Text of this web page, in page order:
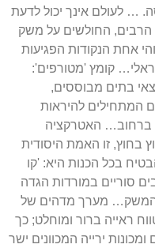
. … לעולם אינך יכול לדעת
הרבים, החולשים על משק
אחת הנקודות הפגיעות
… קומץ 'מטורפים':
בתים מבוססים,
המתחילים להיראות
ברחוב… האטרקציה
בחוץ, זו האמת היסודית
בכל הכנות היא: 'קו
סוריים במורדות הגדה
… מערך מדהים של
ראייה ברור ומוחלט; כך
ירייה המכוונים ישר